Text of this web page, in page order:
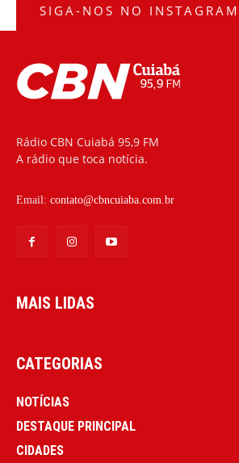
SIGA-NOS NO INSTAGRAM
Rádio CBN Cuiabá 95,9 FM
A rádio que toca notícia.
Email: contato@cbncuiaba.com.br
MAIS LIDAS
CATEGORIAS
NOTÍCIAS
DESTAQUE PRINCIPAL
CIDADES